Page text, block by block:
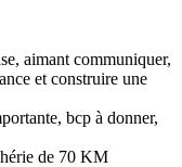
aimant communiquer,
et construire une
bcp à donner,
de 70 KM